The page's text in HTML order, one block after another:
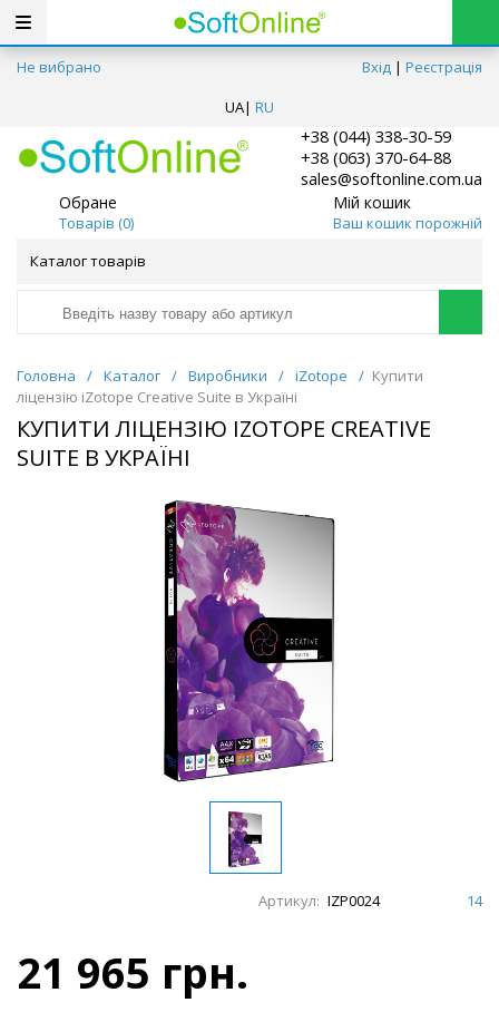
Не вибрано Вхід | Реєстрація
UA| RU
+38 (044) 338-30-59
+38 (063) 370-64-88
sales@softonline.com.ua
Обране
Товарів (0)
Мій кошик
Ваш кошик порожній
Каталог товарів
Головна / Каталог / Виробники / iZotope / Купити
ліцензію iZotope Creative Suite в Україні
КУПИТИ ЛІЦЕНЗІЮ IZOTOPE CREATIVE
SUITE В УКРАЇНІ
Артикул: IZP0024 14
21 965 грн.